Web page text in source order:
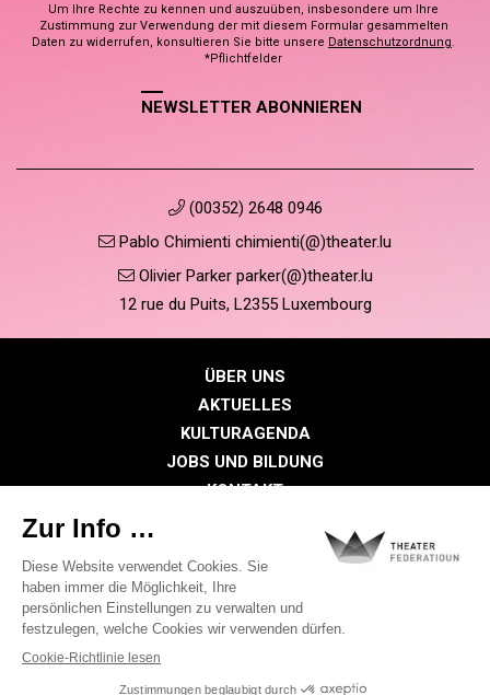
Um Ihre Rechte zu kennen und auszuüben, insbesondere um Ihre
Zustimmung zur Verwendung der mit diesem Formular gesammelten
Daten zu widerrufen, konsultieren Sie bitte unsere Datenschutzordnung.
*Pflichtfelder
NEWSLETTER ABONNIEREN
(00352) 2648 0946
Pablo Chimienti chimienti(@)theater.lu
Olivier Parker parker(@)theater.lu
12 rue du Puits, L2355 Luxembourg
ÜBER UNS
AKTUELLES
KULTURAGENDA
JOBS UND BILDUNG
KONTAKT
MITGLIEDERBEREICH
Datenschutzrichtlinie
Cookie-Richtlinien